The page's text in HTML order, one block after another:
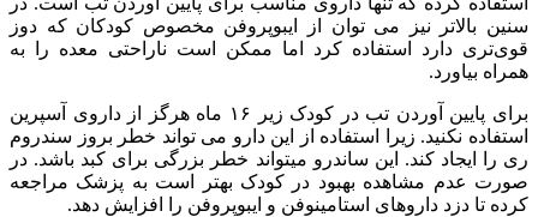
سنین بالاتر نیز می توان از ایبوپروفن مخصوص کودکان که دوز
قوی‌تری دارد استفاده کرد اما ممکن است ناراحتی معده را به
همراه بیاورد.
برای پایین آوردن تب در کودک زیر ۱۶ ماه هرگز از داروی آسپرین
استفاده نکنید. زیرا استفاده از این دارو می تواند خطر بروز سندروم
ری را ایجاد کند. این ساندرو میتواند خطر بزرگی برای کبد باشد. در
صورت عدم مشاهده بهبود در کودک بهتر است به پزشک مراجعه
کرده تا دزد داروهای استامینوفن و ایبوپروفن را افزایش دهد.